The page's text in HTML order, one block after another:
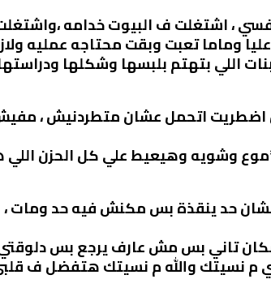
، اشتغلت ف البيوت خدامه
وماما تعبت وبقت محتاجه عمليه
اللي بتهتم بلبسها وشكلها
اضطريت اتحمل عشان متطردنيش ،
وشويه وهيعيط علي كل الحزن اللي
حد ينقذة بس مكنش فيه حد ومات ،
تاني بس مش عارف يرجع بس
م نسيتك والله م نسيتك هتفضل ف